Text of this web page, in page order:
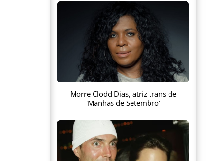
Morre Clodd Dias, atriz trans de
'Manhãs de Setembro'